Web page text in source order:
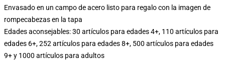
Envasado en un campo de acero listo para regalo con la imagen de
rompecabezas en la tapa
Edades aconsejables: 30 artículos para edades 4+, 110 artículos para
edades 6+, 252 artículos para edades 8+, 500 artículos para edades
9+ y 1000 artículos para adultos